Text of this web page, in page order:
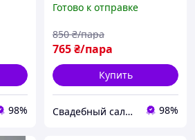
98%
Готово к отправке
765₴/пара
850 ₴/пара
Купить
Свадебный салон "ПРИНЦЕССА" 98%